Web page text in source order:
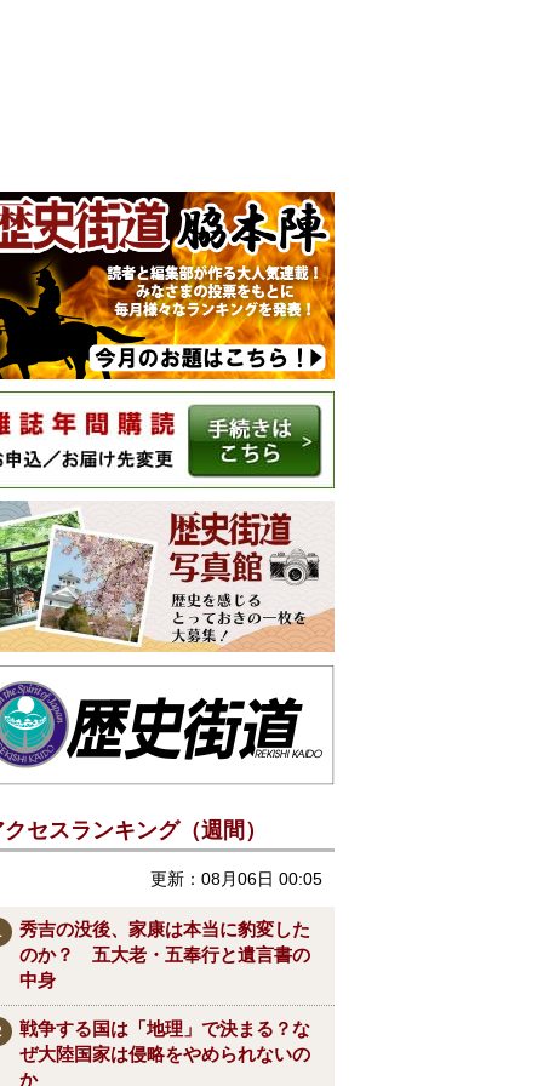
セスランキング（週間）
更新：08月06日 00:05
秀吉の没後、家康は本当に豹変した
のか？ 五大老・五奉行と遺言書の
中身
戦争する国は「地理」で決まる？な
ぜ大陸国家は侵略をやめられないの
か